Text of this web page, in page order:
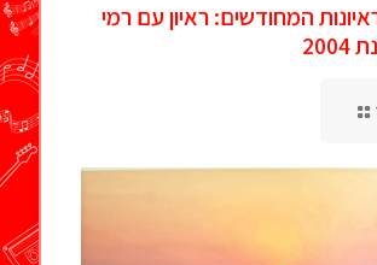
המחודשים: ראיון עם רמי